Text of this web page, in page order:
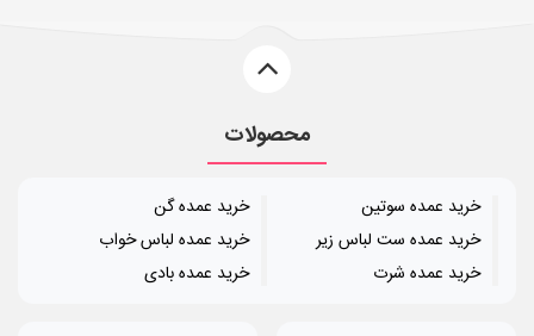
محصولات
خرید عمده سوتین
خرید عمده ست لباس زیر
خرید عمده شرت
خرید عمده گن
خرید عمده لباس خواب
خرید عمده بادی